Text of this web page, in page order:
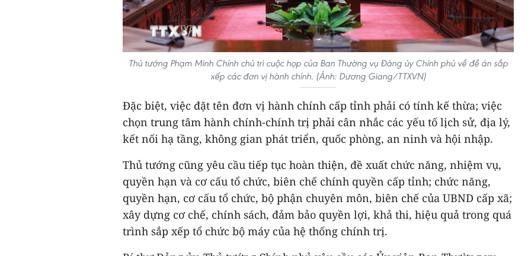
Thủ tướng Phạm Minh Chính chủ trì cuộc họp của Ban Thường vụ Đảng ủy Chính phủ về đề án sắp
xếp các đơn vị hành chính. (Ảnh: Dương Giang/TTXVN)
Đặc biệt, việc đặt tên đơn vị hành chính cấp tỉnh phải có tính kế thừa; việc
chọn trung tâm hành chính-chính trị phải cân nhắc các yếu tố lịch sử, địa lý,
kết nối hạ tầng, không gian phát triển, quốc phòng, an ninh và hội nhập.
Thủ tướng cũng yêu cầu tiếp tục hoàn thiện, đề xuất chức năng, nhiệm vụ,
quyền hạn và cơ cấu tổ chức, biên chế chính quyền cấp tỉnh; chức năng,
quyền hạn, cơ cấu tổ chức, bộ phận chuyên môn, biên chế của UBND cấp xã;
xây dựng cơ chế, chính sách, đảm bảo quyền lợi, khả thi, hiệu quả trong quá
trình sắp xếp tổ chức bộ máy của hệ thống chính trị.